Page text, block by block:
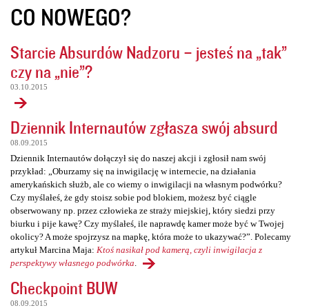
CO NOWEGO?
Starcie Absurdów Nadzoru – jesteś na „tak”
czy na „nie”?
03.10.2015
Dziennik Internautów zgłasza swój absurd
08.09.2015
Dziennik Internautów dołączył się do naszej akcji i zgłosił nam swój
przykład: „Oburzamy się na inwigilację w internecie, na działania
amerykańskich służb, ale co wiemy o inwigilacji na własnym podwórku?
Czy myślałeś, że gdy stoisz sobie pod blokiem, możesz być ciągle
obserwowany np. przez człowieka ze straży miejskiej, który siedzi przy
biurku i pije kawę? Czy myślałeś, ile naprawdę kamer może być w Twojej
okolicy? A może spojrzysz na mapkę, która może to ukazywać?”. Polecamy
artykuł Marcina Maja: Ktoś nasikał pod kamerą, czyli inwigilacja z
perspektywy własnego podwórka
Checkpoint BUW
08.09.2015